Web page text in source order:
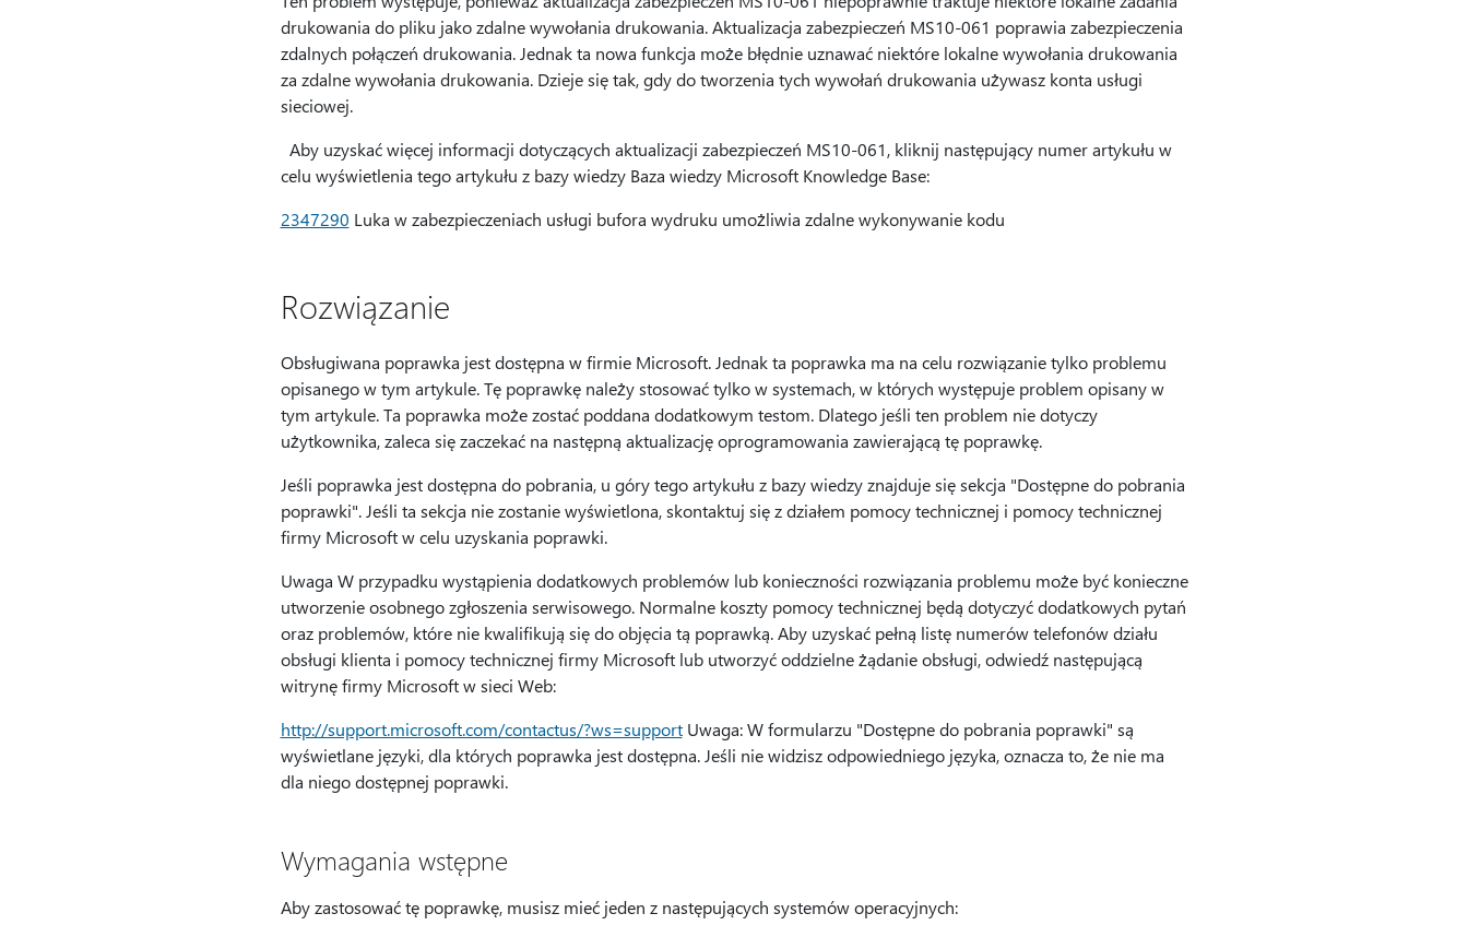
drukowania do pliku jako zdalne wywołania drukowania. Aktualizacja zabezpieczeń MS10-061 poprawia zabezpieczenia
zdalnych połączeń drukowania. Jednak ta nowa funkcja może błędnie uznawać niektóre lokalne wywołania drukowania
za zdalne wywołania drukowania. Dzieje się tak, gdy do tworzenia tych wywołań drukowania używasz konta usługi
sieciowej.
Aby uzyskać więcej informacji dotyczących aktualizacji zabezpieczeń MS10-061, kliknij następujący numer artykułu w
celu wyświetlenia tego artykułu z bazy wiedzy Baza wiedzy Microsoft Knowledge Base:
2347290 Luka w zabezpieczeniach usługi bufora wydruku umożliwia zdalne wykonywanie kodu
Rozwiązanie
Obsługiwana poprawka jest dostępna w firmie Microsoft. Jednak ta poprawka ma na celu rozwiązanie tylko problemu
opisanego w tym artykule. Tę poprawkę należy stosować tylko w systemach, w których występuje problem opisany w
tym artykule. Ta poprawka może zostać poddana dodatkowym testom. Dlatego jeśli ten problem nie dotyczy
użytkownika, zaleca się zaczekać na następną aktualizację oprogramowania zawierającą tę poprawkę.
Jeśli poprawka jest dostępna do pobrania, u góry tego artykułu z bazy wiedzy znajduje się sekcja "Dostępne do pobrania
poprawki". Jeśli ta sekcja nie zostanie wyświetlona, skontaktuj się z działem pomocy technicznej i pomocy technicznej
firmy Microsoft w celu uzyskania poprawki.
Uwaga W przypadku wystąpienia dodatkowych problemów lub konieczności rozwiązania problemu może być konieczne
utworzenie osobnego zgłoszenia serwisowego. Normalne koszty pomocy technicznej będą dotyczyć dodatkowych pytań
oraz problemów, które nie kwalifikują się do objęcia tą poprawką. Aby uzyskać pełną listę numerów telefonów działu
obsługi klienta i pomocy technicznej firmy Microsoft lub utworzyć oddzielne żądanie obsługi, odwiedź następującą
witrynę firmy Microsoft w sieci Web:
http://support.microsoft.com/contactus/?ws=supportUwaga: W formularzu "Dostępne do pobrania poprawki" są
wyświetlane języki, dla których poprawka jest dostępna. Jeśli nie widzisz odpowiedniego języka, oznacza to, że nie ma
dla niego dostępnej poprawki.
Wymagania wstępne
Aby zastosować tę poprawkę, musisz mieć jeden z następujących systemów operacyjnych: